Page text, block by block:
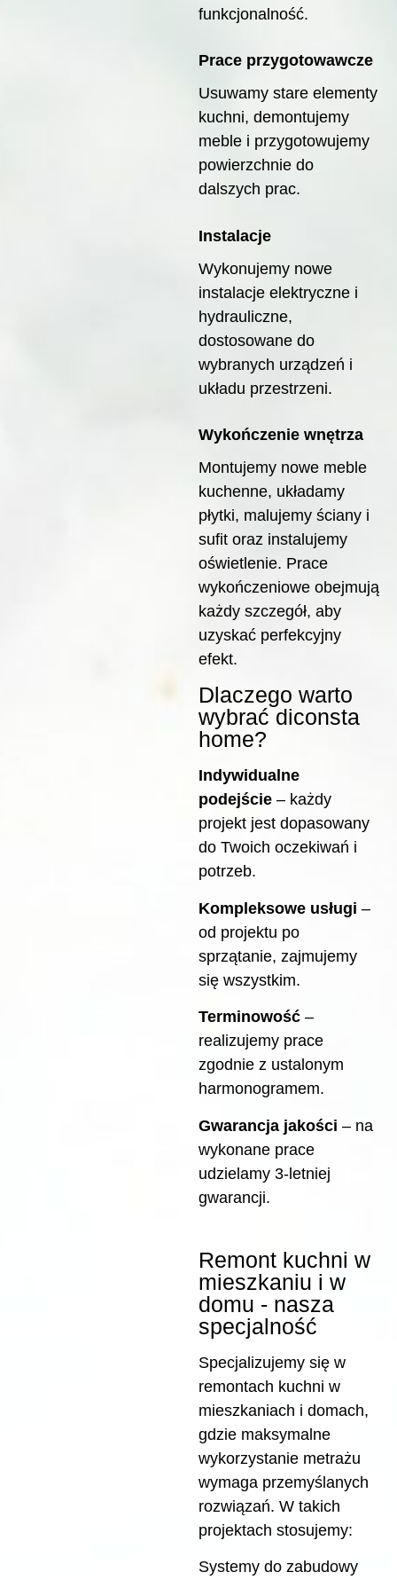
funkcjonalność.
Prace przygotowawcze
Usuwamy stare elementy
kuchni, demontujemy
meble i przygotowujemy
powierzchnie do
dalszych prac.
Instalacje
Wykonujemy nowe
instalacje elektryczne i
hydrauliczne,
dostosowane do
wybranych urządzeń i
układu przestrzeni.
Wykończenie wnętrza
Montujemy nowe meble
kuchenne, układamy
płytki, malujemy ściany i
sufit oraz instalujemy
oświetlenie. Prace
wykończeniowe obejmują
każdy szczegół, aby
uzyskać perfekcyjny
efekt.
Dlaczego warto
wybrać diconsta
home?
Indywidualne
podejście – każdy
projekt jest dopasowany
do Twoich oczekiwań i
potrzeb.
Kompleksowe usługi –
od projektu po
sprzątanie, zajmujemy
się wszystkim.
Terminowość –
realizujemy prace
zgodnie z ustalonym
harmonogramem.
Gwarancja jakości – na
wykonane prace
udzielamy 3-letniej
gwarancji.
Remont kuchni w
mieszkaniu i w
domu - nasza
specjalność
Specjalizujemy się w
remontach kuchni w
mieszkaniach i domach,
gdzie maksymalne
wykorzystanie metrażu
wymaga przemyślanych
rozwiązań. W takich
projektach stosujemy:
Systemy do zabudowy